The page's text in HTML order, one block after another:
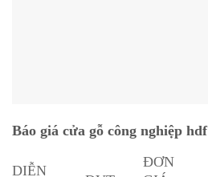
Báo giá cửa gỗ công nghiệp hdf
DIỄN
ĐƠN